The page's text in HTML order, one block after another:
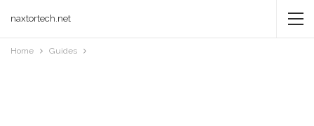
naxtortech.net
Home Guides